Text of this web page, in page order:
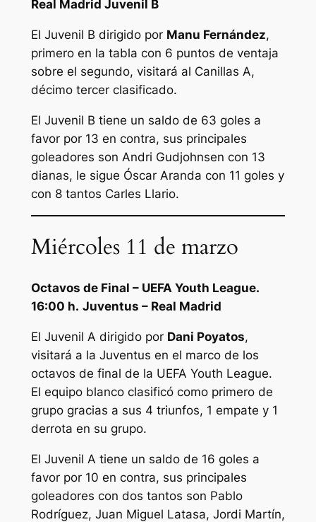
Real Madrid Juvenil B
El Juvenil B dirigido por Manu Fernández,
primero en la tabla con 6 puntos de ventaja
sobre el segundo, visitará al Canillas A,
décimo tercer clasificado.
El Juvenil B tiene un saldo de 63 goles a
favor por 13 en contra, sus principales
goleadores son Andri Gudjohnsen con 13
dianas, le sigue Óscar Aranda con 11 goles y
con 8 tantos Carles Llario.
Miércoles 11 de marzo
Octavos de Final – UEFA Youth League.
16:00 h. Juventus – Real Madrid
El Juvenil A dirigido por Dani Poyatos,
visitará a la Juventus en el marco de los
octavos de final de la UEFA Youth League.
El equipo blanco clasificó como primero de
grupo gracias a sus 4 triunfos, 1 empate y 1
derrota en su grupo.
El Juvenil A tiene un saldo de 16 goles a
favor por 10 en contra, sus principales
goleadores con dos tantos son Pablo
Rodríguez, Juan Miguel Latasa, Jordi Martín,